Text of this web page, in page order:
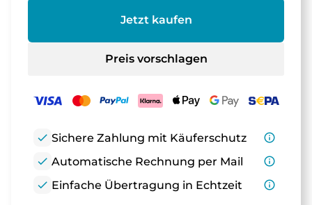
Jetzt kaufen
Preis vorschlagen
check Sichere Zahlung mit Käuferschutz
info_outline
check Automatische Rechnung per Mail
info_outline
check Einfache Übertragung in Echtzeit info_outline